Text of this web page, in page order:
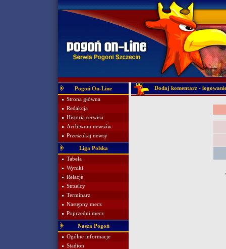
Pogoń On-Line
Strona główna
Redakcja
Historia serwisu
Archiwum newsów
Przeszukaj newsy
Liga Polska
Tabela
Wyniki
Relacje
Strzelcy
Terminarz
Następny mecz
Poprzedni mecz
Nasza Pogoń
Ogólne informacje
Stadion
Dodaj komentarz -